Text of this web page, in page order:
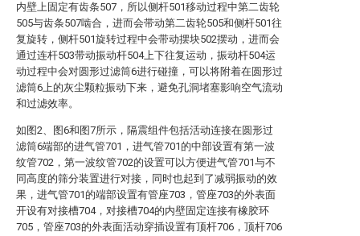
内壁上固定有齿条507，所以侧杆501移动过程中第二齿轮
505与齿条507啮合，进而会带动第二齿轮505和侧杆501往
复旋转，侧杆501旋转过程中会带动摆块502摆动，进而会
通过连杆503带动振动杆504上下往复运动，振动杆504运
动过程中会对圆形过滤筒6进行碰撞，可以将附着在圆形过
滤筒6上的灰尘颗粒振动下来，避免孔洞堵塞影响空气流动
和过滤效率。
如图2、图6和图7所示，隔震组件包括活动连接在圆形过
滤筒6端部的进气管701，进气管701的中部设置有第一波
纹管702，第一波纹管702的设置可以方便进气管701与不
同高度的筛分装置进行对接，同时也起到了减弱振动的效
果，进气管701的端部设置有管座703，管座703的外表面
开设有对接槽704，对接槽704的内壁固定连接有橡胶环
705，管座703的外表面活动穿插设置有顶杆706，顶杆706